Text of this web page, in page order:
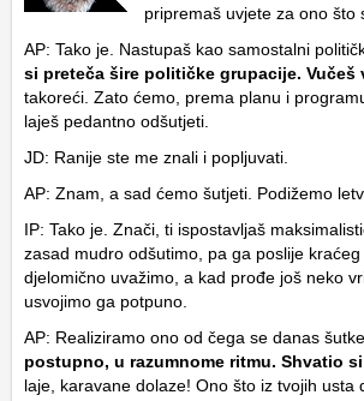
pripremaš uvjete za ono što
AP: Tako je. Nastupaš kao samostalni
si preteča šire političke grupacije. Vučeš
takoreći. Zato ćemo, prema planu i
laješ pedantno odšutjeti.
JD: Ranije ste me znali i popljuvati.
AP: Znam, a sad ćemo šutjeti. Podižemo
IP: Tako je. Znači, ti ispostavljaš
zasad mudro odšutimo, pa ga poslije
djelomično uvažimo, a kad prođe još neko
usvojimo ga potpuno.
AP: Realiziramo ono od čega se danas
postupno, u razumnome ritmu. Shvatio
laje, karavane dolaze! Ono što iz tvojih usta